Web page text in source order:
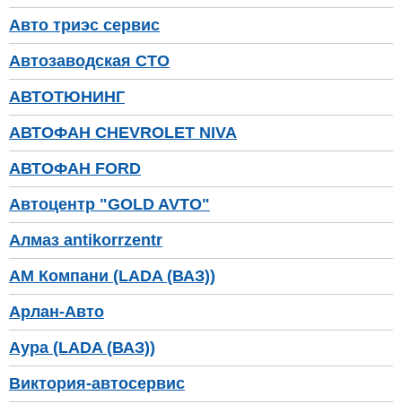
Авто триэс сервис
Автозаводская СТО
АВТОТЮНИНГ
АВТОФАН CHEVROLET NIVA
АВТОФАН FORD
Автоцентр "GOLD AVTO"
Алмаз antikorrzentr
АМ Компани (LADA (ВАЗ))
Арлан-Авто
Аура (LADA (ВАЗ))
Виктория-автосервис